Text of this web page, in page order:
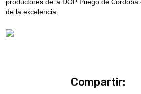
productores de la DOP Priego de Córdoba
de la excelencia.
Compartir: